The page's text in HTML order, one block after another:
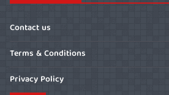
Contact us
Terms & Conditions
Privacy Policy